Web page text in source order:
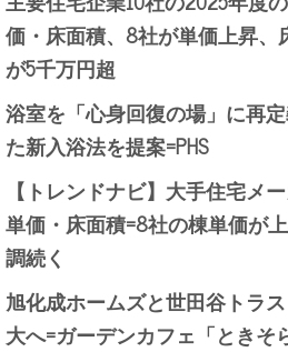
価・床面積、8社が単価上昇、
が5千万円超
浴室を「心身回復の場」に再
た新入浴法を提案=PHS
【トレンドナビ】大手住宅メ
単価・床面積=8社の棟単価が
調続く
旭化成ホームズと世田谷トラ
大へ=ガーデンカフェ「ときそ